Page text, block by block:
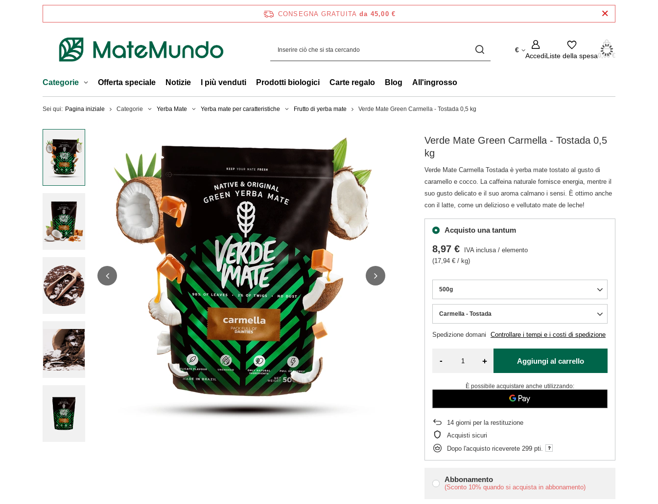
CONSEGNA GRATUITA da 45,00 €
€
AccediListe della spesa0,00 €
Categorie Offerta speciale Notizie I più venduti Prodotti biologici Carte regalo Blog All'ingrosso
Sei qui: Pagina iniziale Categorie Yerba Mate Yerba mate per caratteristiche Frutto di yerba mate Verde Mate Green Carmella - Tostada 0,5 kg
Verde Mate Green Carmella - Tostada 0,5
kg
Verde Mate Carmella Tostada è yerba mate tostato al gusto di
caramello e cocco. La caffeina naturale fornisce energia, mentre il
suo gusto delicato e il suo aroma calmano i sensi. È ottimo anche
con il latte, come un delizioso e vellutato mate de leche!
Acquisto una tantum
Abbonamento
(Sconto 10% quando si acquista in abbonamento)
500g
Carmella - Tostada
Spedizionedomani Controllare i tempi e i costi di spedizione
8,97 € IVA inclusa/elemento
(17,94 € / kg)
- + Aggiungi al carrello
È possibile acquistare anche utilizzando:
14 giorni per la restituzione
Acquisti sicuri
Dopo l'acquisto riceverete 299 pti.